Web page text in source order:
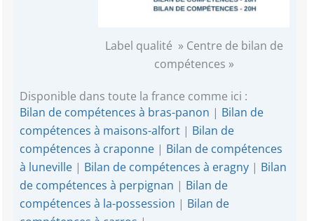
Label qualité » Centre de bilan de
compétences »
Disponible dans toute la france comme ici :
Bilan de compétences à bras-panon | Bilan de
compétences à maisons-alfort | Bilan de
compétences à craponne | Bilan de compétences
à luneville | Bilan de compétences à eragny | Bilan
de compétences à perpignan | Bilan de
compétences à la-possession | Bilan de